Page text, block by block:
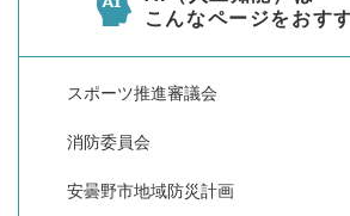
こんなページをおす
スポーツ推進審議会
消防委員会
安曇野市地域防災計画